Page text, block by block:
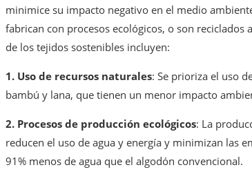
minimice su impacto negativo en el medio
fabrican con procesos ecológicos, o son
de los tejidos sostenibles incluyen:
1. Uso de recursos naturales: Se prioriza el uso
bambú y lana, que tienen un menor impacto
2. Procesos de producción ecológicos: La
reducen el uso de agua y energía y minimizan las
91% menos de agua que el algodón convencional.